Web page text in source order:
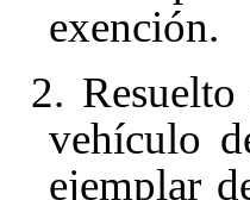
exención.
2.
vehículo
ejemplar